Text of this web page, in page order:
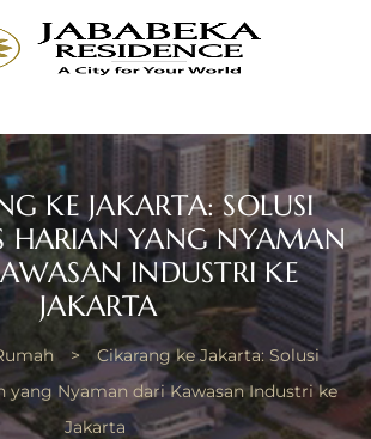
Life
KE JAKARTA: SOLUSI
HARIAN YANG NYAMAN
INDUSTRI KE
JAKARTA
>
Cikarang ke Jakarta: Solusi
yang Nyaman dari Kawasan Industri ke
Jakarta